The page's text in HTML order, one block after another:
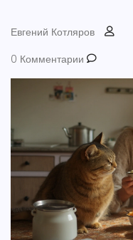
Евгений Котляров
0 Комментарии